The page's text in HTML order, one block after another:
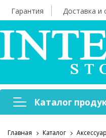
Гарантия Доставка и
Каталог
Надувная
Главная Каталог